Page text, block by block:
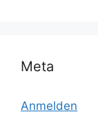
Meta
Anmelden